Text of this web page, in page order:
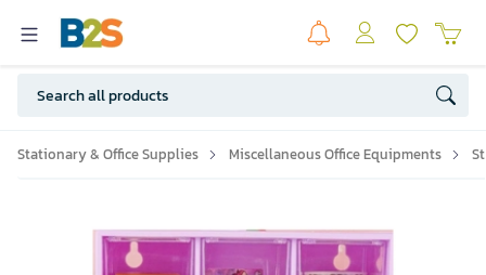
Stationary & Office Supplies Miscellaneous Office Equipments